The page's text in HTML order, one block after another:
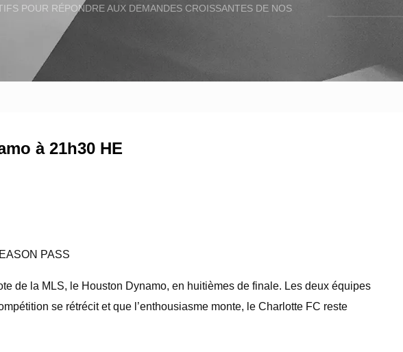
POUR RÉPONDRE AUX DEMANDES CROISSANTES DE NOS
à 21h30 HE
PASS
de la MLS, le Houston Dynamo, en huitièmes de finale. Les deux équipes
se rétrécit et que l’enthousiasme monte, le Charlotte FC reste